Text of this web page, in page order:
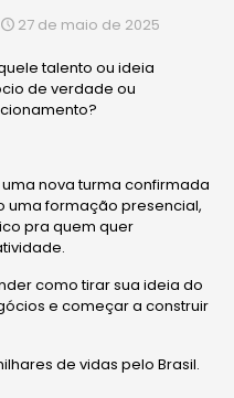
27 de maio de 2025
talento ou ideia
de verdade ou
nova turma confirmada
uma formação presencial,
pra quem quer
como tirar sua ideia do
e começar a construir
de vidas pelo Brasil.